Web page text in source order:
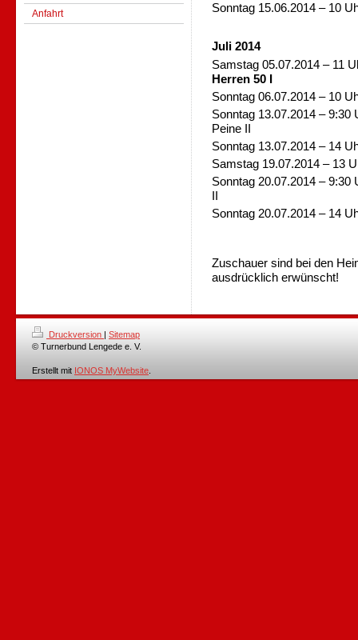
Anfahrt
Sonntag 15.06.2014 – 10
Juli 2014
Samstag 05.07.2014 – 11
Herren 50 I
Sonntag 06.07.2014 – 10
Sonntag 13.07.2014 – 9:30
Peine II
Sonntag 13.07.2014 – 14
Samstag 19.07.2014 – 13
Sonntag 20.07.2014 – 9:30
II
Sonntag 20.07.2014 – 14
Zuschauer sind bei den
ausdrücklich erwünscht!
Druckversion | Sitemap
© Turnerbund Lengede e. V.
Erstellt mit IONOS MyWebsite